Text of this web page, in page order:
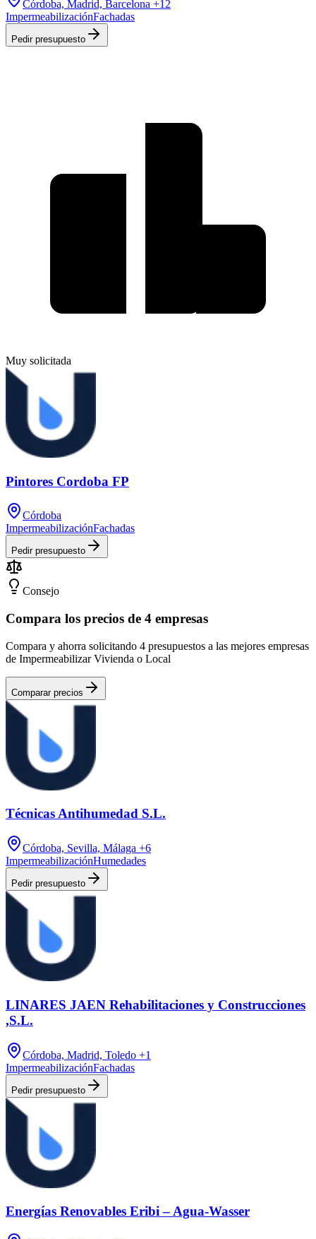
Córdoba, Madrid, Barcelona +12
ImpermeabilizaciónFachadas
Pedir presupuesto
Muy solicitada
Pintores Cordoba FP
Córdoba
ImpermeabilizaciónFachadas
Pedir presupuesto
Consejo
Compara los precios de 4 empresas
Compara y ahorra solicitando 4 presupuestos a las mejores empresas
de Impermeabilizar Vivienda o Local
Comparar precios
Técnicas Antihumedad S.L.
Córdoba, Sevilla, Málaga +6
ImpermeabilizaciónHumedades
Pedir presupuesto
LINARES JAEN Rehabilitaciones y Construcciones
,S.L.
Córdoba, Madrid, Toledo +1
ImpermeabilizaciónFachadas
Pedir presupuesto
Energías Renovables Eribi – Agua-Wasser